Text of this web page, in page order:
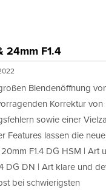
24mm F1.4
Blendenöffnung
Korrektur von
sowie einer
Features lassen die
F1.4 DG HSM | Art
DG DN | Art klare und
bei schwierigsten